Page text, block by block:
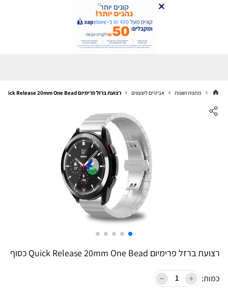
מתנות ושונות אביזרים לשעונים רצועת ברזל פרימיום Quick Release 20mm One Bead כסוף
רצועת ברזל פרימיום Quick Release 20mm One Bead כסוף
כמות: